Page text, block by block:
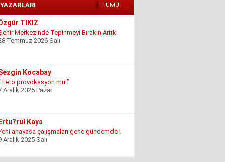
TÜMÜ
TIKIZ
Merkezinde Tepinmeyi Bırakın Artık
Temmuz 2026 Salı
Kocabay
Fetö provokasyon mu!”
Aralık 2025 Pazar
Kaya
anayasa çalışmaları gene gündemde !
Aralık 2025 Salı